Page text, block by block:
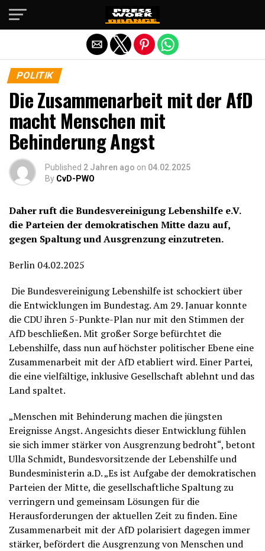
POLITIK
Die Zusammenarbeit mit der AfD
macht Menschen mit
Behinderung Angst
Published 2 Jahren ago on 04.02.2025
By CvD-PWO
Daher ruft die Bundesvereinigung Lebenshilfe e.V.
die Parteien der demokratischen Mitte dazu auf,
gegen Spaltung und Ausgrenzung einzutreten.
Berlin 04.02.2025
Die Bundesvereinigung Lebenshilfe ist schockiert über
die Entwicklungen im Bundestag. Am 29. Januar konnte
die CDU ihren 5-Punkte-Plan nur mit den Stimmen der
AfD beschließen. Mit großer Sorge befürchtet die
Lebenshilfe, dass nun auf höchster politischer Ebene eine
Zusammenarbeit mit der AfD etabliert wird. Einer Partei,
die eine vielfältige, inklusive Gesellschaft ablehnt und das
Land spaltet.
„Menschen mit Behinderung machen die jüngsten
Ereignisse Angst. Angesichts dieser Entwicklung fühlen
sie sich immer stärker von Ausgrenzung bedroht“, betont
Ulla Schmidt, Bundesvorsitzende der Lebenshilfe und
Bundesministerin a.D. „Es ist Aufgabe der demokratischen
Parteien der Mitte, die gesellschaftliche Spaltung zu
verringern und gemeinsam Lösungen für die
Herausforderungen der aktuellen Zeit zu finden. Eine
Zusammenarbeit mit der AfD polarisiert dagegen immer
stärker, befördert die Ausgrenzung von Menschen und
Die mobile Version verlassen